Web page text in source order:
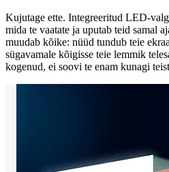
Kujutage ette. Integreeritud LED-
mida te vaatate ja uputab teid samal
muudab kõike: nüüd tundub teie
sügavamale kõigisse teie lemmik
kogenud, ei soovi te enam kunagi